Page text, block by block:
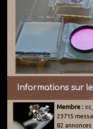
Informations sur
Membre :
23715
82